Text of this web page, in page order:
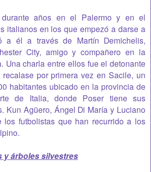
años en el Palermo y en el
italianos en los que empezó a darse a
a él a través de Martín Demichelis,
City, amigo y compañero en la
Una charla entre ellos fue el detonante
por primera vez en Sacile, un
habitantes ubicado en la provincia de
de Italia, donde Poser tiene sus
Kun Agüero, Ángel Di María y Luciano
los futbolistas que han recurrido a los
y árboles silvestres